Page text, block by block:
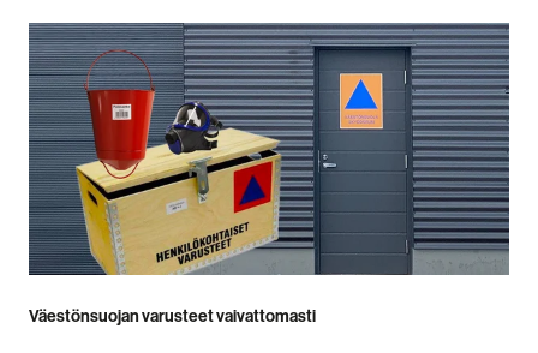
Väestönsuojan varusteet vaivattomasti